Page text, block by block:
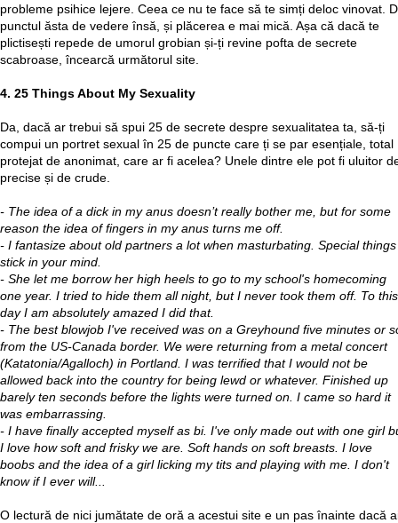
probleme psihice lejere. Ceea ce nu te face să te simți deloc vinovat.
punctul ăsta de vedere însă, și plăcerea e mai mică. Așa că dacă te
plictisești repede de umorul grobian și-ți revine pofta de secrete
scabroase, încearcă următorul site.
4. 25 Things About My Sexuality
Da, dacă ar trebui să spui 25 de secrete despre sexualitatea ta, să-ți
compui un portret sexual în 25 de puncte care ți se par esențiale, total
protejat de anonimat, care ar fi acelea? Unele dintre ele pot fi uluitor
precise și de crude.
- The idea of a dick in my anus doesn’t really bother me, but for some
reason the idea of fingers in my anus turns me off.
- I fantasize about old partners a lot when masturbating. Special things
stick in your mind.
- She let me borrow her high heels to go to my school's homecoming
one year. I tried to hide them all night, but I never took them off. To this
day I am absolutely amazed I did that.
- The best blowjob I've received was on a Greyhound five minutes or
from the US-Canada border. We were returning from a metal concert
(Katatonia/Agalloch) in Portland. I was terrified that I would not be
allowed back into the country for being lewd or whatever. Finished up
barely ten seconds before the lights were turned on. I came so hard it
was embarrassing.
- I have finally accepted myself as bi. I've only made out with one girl
I love how soft and frisky we are. Soft hands on soft breasts. I love
boobs and the idea of a girl licking my tits and playing with me. I don't
know if I ever will...
O lectură de nici jumătate de oră a acestui site e un pas înainte dacă